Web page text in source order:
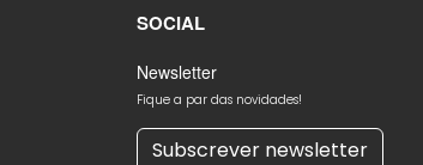
SOCIAL
Newsletter
Fique a par das novidades!
Subscrever newsletter